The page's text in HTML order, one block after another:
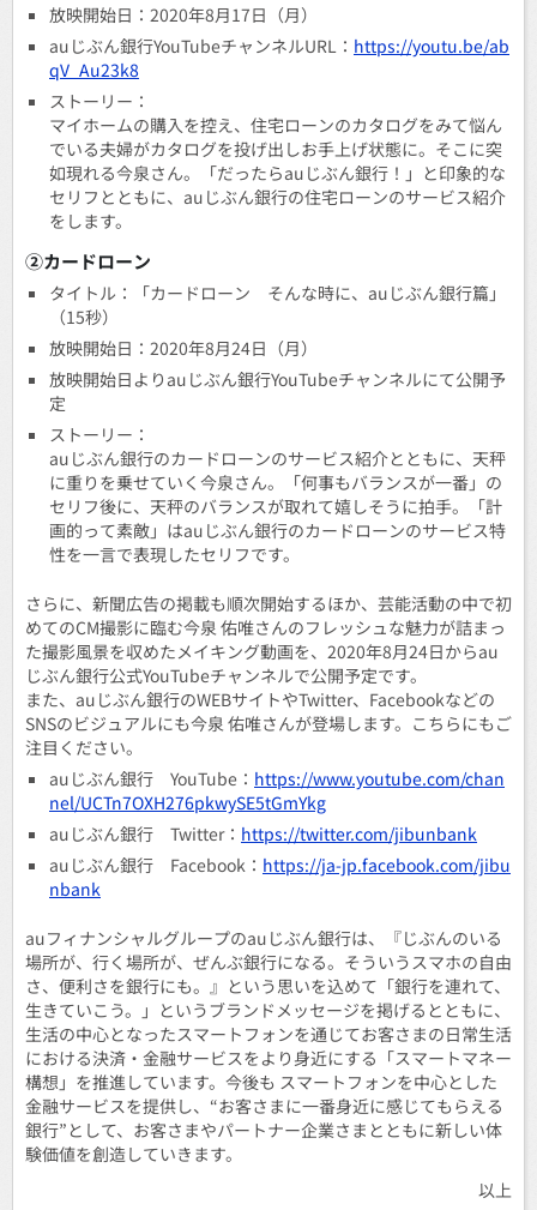
放映開始日：2020年8月17日（月）
auじぶん銀行YouTubeチャンネルURL： https://youtu.be/ab
qV_Au23k8
ストーリー：
マイホームの購入を控え、住宅ローンのカタログをみて悩ん
でいる夫婦がカタログを投げ出しお手上げ状態に。そこに突
如現れる今泉さん。「だったらauじぶん銀行！」と印象的な
セリフとともに、auじぶん銀行の住宅ローンのサービス紹介
をします。
②カードローン
タイトル：「カードローン そんな時に、auじぶん銀行篇」
（15秒）
放映開始日：2020年8月24日（月）
放映開始日よりauじぶん銀行YouTubeチャンネルにて公開予
定
ストーリー：
auじぶん銀行のカードローンのサービス紹介とともに、天秤
に重りを乗せていく今泉さん。「何事もバランスが一番」の
セリフ後に、天秤のバランスが取れて嬉しそうに拍手。「計
画的って素敵」はauじぶん銀行のカードローンのサービス特
性を一言で表現したセリフです。
さらに、新聞広告の掲載も順次開始するほか、芸能活動の中で初
めてのCM撮影に臨む今泉 佑唯さんのフレッシュな魅力が詰まっ
た撮影風景を収めたメイキング動画を、2020年8月24日からau
じぶん銀行公式YouTubeチャンネルで公開予定です。
また、auじぶん銀行のWEBサイトやTwitter、Facebookなどの
SNSのビジュアルにも今泉 佑唯さんが登場します。こちらにもご
注目ください。
auじぶん銀行 YouTube： https://www.youtube.com/chan
nel/UCTn7OXH276pkwySE5tGmYkg
auじぶん銀行 Twitter： https://twitter.com/jibunbank
auじぶん銀行 Facebook： https://ja-jp.facebook.com/jibu
nbank
auフィナンシャルグループのauじぶん銀行は、『じぶんのいる
場所が、行く場所が、ぜんぶ銀行になる。そういうスマホの自由
さ、便利さを銀行にも。』という思いを込めて「銀行を連れて、
生きていこう。」というブランドメッセージを掲げるとともに、
生活の中心となったスマートフォンを通じてお客さまの日常生活
における決済・金融サービスをより身近にする「スマートマネー
構想」を推進しています。今後も スマートフォンを中心とした
金融サービスを提供し、“お客さまに一番身近に感じてもらえる
銀行”として、お客さまやパートナー企業さまとともに新しい体
験価値を創造していきます。
以上